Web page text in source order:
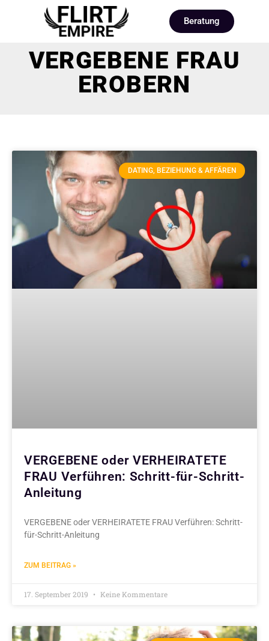
Beratung
VERGEBENE FRAU
EROBERN
DATING, BEZIEHUNG & AFFÄREN
VERGEBENE oder VERHEIRATETE
FRAU Verführen: Schritt-für-Schritt-
Anleitung
VERGEBENE oder VERHEIRATETE FRAU Verführen: Schritt-
für-Schritt-Anleitung
ZUM BEITRAG »
17. September 2019 Keine Kommentare